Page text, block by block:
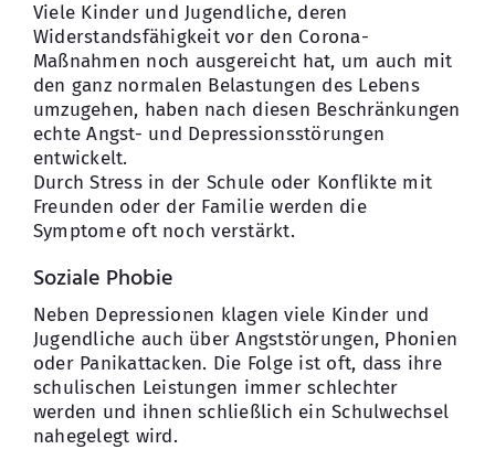
Viele Kinder und Jugendliche, deren
Widerstandsfähigkeit vor den Corona-
Maßnahmen noch ausgereicht hat, um auch mit
den ganz normalen Belastungen des Lebens
umzugehen, haben nach diesen Beschränkungen
echte Angst- und Depressionsstörungen
entwickelt.
Durch Stress in der Schule oder Konflikte mit
Freunden oder der Familie werden die
Symptome oft noch verstärkt.
Soziale Phobie
Neben Depressionen klagen viele Kinder und
Jugendliche auch über Angststörungen, Phonien
oder Panikattacken. Die Folge ist oft, dass ihre
schulischen Leistungen immer schlechter
werden und ihnen schließlich ein Schulwechsel
nahegelegt wird.